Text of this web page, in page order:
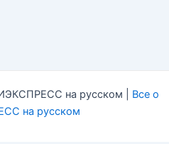
на русском | Все о
на русском